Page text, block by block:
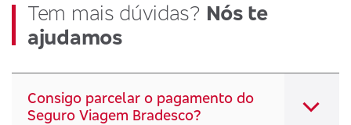
Tem mais dúvidas? Nós te
ajudamos
Consigo parcelar o pagamento do
Seguro Viagem Bradesco?